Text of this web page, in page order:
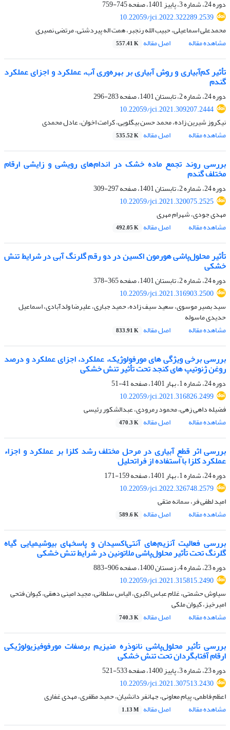
دوره 24، شماره 3، پاییز 1401، صفحه
745-759
10.22059/jci.2022.322289.2539
محمدعلی اسماعیلی، حبیب الله رنجبر، همت اله پیردشتی، مرتضی نصیری
مشاهده مقاله
اصل مقاله 557.41 K
تأثیر کم‌آبیاری و روش آبیاری بر بهره‌وری آب، عملکرد و اجزای عملکرد
گندم
دوره 24، شماره 2، تابستان 1401، صفحه
283-296
10.22059/jci.2021.309207.2444
نیکروز شیرین زاده، محمد حسن بیگلویی، کرامت اخوان، عادل محمدی
مشاهده مقاله
اصل مقاله 535.52 K
بررسی روند تجمع ماده خشک در اندام‌های رویشی و زایشی ارقام
مختلف گندم
دوره 24، شماره 2، تابستان 1401، صفحه
297-309
10.22059/jci.2021.320075.2525
مهدی جودی، شهرام مهری
مشاهده مقاله
اصل مقاله 492.05 K
تأثیر محلول‌پاشی هورمون اکسین در دو رقم گلرنگ آبی در شرایط تنش
خشکی
دوره 24، شماره 2، تابستان 1401، صفحه
365-378
10.22059/jci.2021.316903.2500
سید بصیر موسوی، سعید سیف زاده، حمید جباری، علیرضا ولدآبادی، اسماعیل
حدیدی ماسوله
مشاهده مقاله
اصل مقاله 833.91 K
بررسی برخی ویژگی های مورفولوژیک، عملکرد، اجزای عملکرد و درصد
روغن ژنوتیپ‌ های کنجد تحت تأثیر تنش خشکی
دوره 24، شماره 1، بهار 1401، صفحه
41-51
10.22059/jci.2021.316826.2499
فضیله داهی زهی، محمود رمرودی، عبدالشکور رئیسی
مشاهده مقاله
اصل مقاله 470.3 K
بررسی اثر قطع آبیاری در مرحل مختلف رشد کلزا بر عملکرد و اجزاء
عملکرد کلزا با استفاده از فراتحلیل
دوره 24، شماره 1، بهار 1401، صفحه
159-171
10.22059/jci.2022.326748.2579
امید لطفی فر، سمانه متقی
مشاهده مقاله
اصل مقاله 589.6 K
بررسی فعالیت آنزیم‌های آنتی‌اکسیدان و پاسخ‏های بیوشیمیایی گیاه
گلرنگ تحت تأثیر محلول‌پاشی ملاتونین در شرایط تنش خشکی
دوره 23، شماره 4، زمستان 1400، صفحه
906-883
10.22059/jci.2021.315815.2490
سیاوش حشمتی، غلام عباس اکبری، الیاس سلطانی، مجید امینی دهقی، کیوان فتحی
امیرخیز، کیوان ملکی
مشاهده مقاله
اصل مقاله 740.3 K
بررسی تأثیر محلول‌پاشی نانوذره منیزیم برصفات مورفوفیزیولوژیکی
ارقام آفتابگردان تحت تنش خشکی
دوره 23، شماره 3، پاییز 1400، صفحه
533-521
10.22059/jci.2021.307513.2430
اعظم فاطمی، پیام معاونی، جهانفر دانشیان، حمید مظفری، مهدی غفاری
مشاهده مقاله
اصل مقاله 1.13 M